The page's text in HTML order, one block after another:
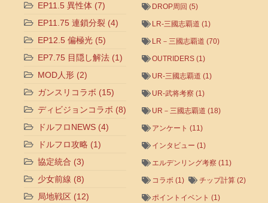
EP11.5 異性体 (7)
EP11.75 連鎖分裂 (4)
EP12.5 偏極光 (5)
EP7.75 目隠し解法 (1)
MOD人形 (2)
ガンスリコラボ (15)
ディビジョンコラボ (8)
ドルフロNEWS (4)
ドルフロ攻略 (1)
協定統合 (3)
少女前線 (8)
局地戦区 (12)
DROP周回 (5)
LR-三國志覇道 (1)
LR－三國志覇道 (70)
OUTRIDERS (1)
UR-三國志覇道 (1)
UR-武将考察 (1)
UR－三國志覇道 (18)
アンケート (11)
インタビュー (1)
エルデンリング考察 (11)
コラボ (1) チップ計算(2)
ポイントイベント (1)